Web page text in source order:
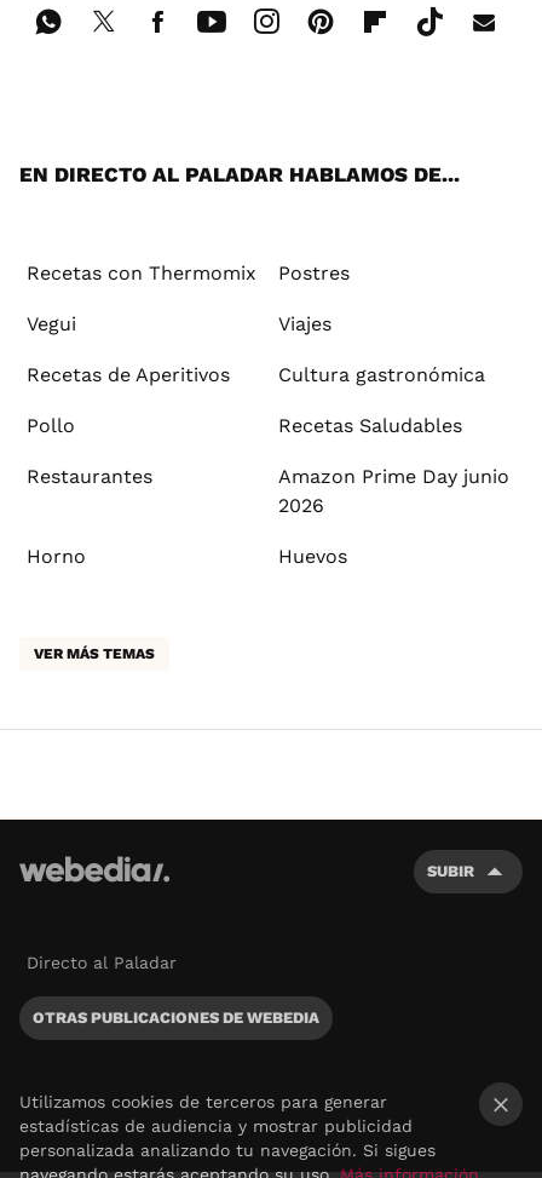
EN DIRECTO AL PALADAR HABLAMOS DE...
Recetas con Thermomix Postres
Vegui Viajes
Recetas de Aperitivos Cultura gastronómica
Pollo Recetas Saludables
Restaurantes
Amazon Prime Day junio
2026
Horno Huevos
VER MÁS TEMAS
SUBIR
Directo al Paladar
OTRAS PUBLICACIONES DE WEBEDIA
Utilizamos cookies de terceros para generar
estadísticas de audiencia y mostrar publicidad
personalizada analizando tu navegación. Si sigues